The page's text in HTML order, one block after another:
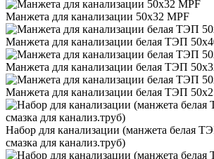
Манжета для канализации 50х32 MPF
Манжета для канализации белая ТЭП
Манжета для канализации белая ТЭП
Манжета для канализации белая ТЭП
Набор для канализации (манжета белая
смазка для канализ.труб)